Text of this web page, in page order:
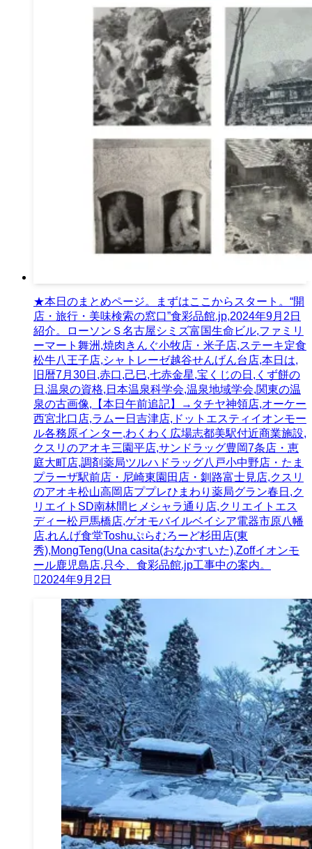
★本日のまとめページ。まずはここからスタート。“開
店・旅行・美味検索の窓口”食彩品館.jp,2024年9月2日
紹介。ローソンＳ名古屋シミズ富国生命ビル,ファミリ
ーマート舞洲,焼肉きんぐ小牧店・米子店,ステーキ定食
松牛八王子店,シャトレーゼ越谷せんげん台店,本日は,
旧暦7月30日,赤口,己巳,七赤金星,宝くじの日,くず餅の
日,温泉の資格,日本温泉科学会,温泉地域学会,関東の温
泉の古画像,【本日午前追記】→タチヤ神領店,オーケー
西宮北口店,ラムー日吉津店,ドットエスティイオンモー
ル各務原インター,わくわく広場志都美駅付近商業施設,
クスリのアオキ三園平店,サンドラッグ豊岡7条店・恵
庭大町店,調剤薬局ツルハドラッグ八戸小中野店・たま
プラーザ駅前店・尼崎東園田店・釧路富士見店,クスリ
のアオキ松山高岡店ププレひまわり薬局グラン春日,ク
リエイトSD南林間ヒメシャラ通り店,クリエイトエス
ディー松戸馬橋店,ゲオモバイルベイシア電器市原八幡
店,れんげ食堂Toshuぷらむろーど杉田店(東
秀),MongTeng(Una casita(おなかすいた),Zoffイオンモ
ール鹿児島店,只今、食彩品館.jp工事中の案内。
2024年9月2日